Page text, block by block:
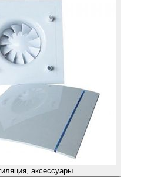
аксессуары